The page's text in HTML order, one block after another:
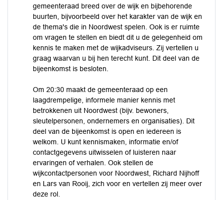
gemeenteraad breed over de wijk en bijbehorende
buurten, bijvoorbeeld over het karakter van de wijk en
de thema's die in Noordwest spelen. Ook is er ruimte
om vragen te stellen en biedt dit u de gelegenheid om
kennis te maken met de wijkadviseurs. Zij vertellen u
graag waarvan u bij hen terecht kunt. Dit deel van de
bijeenkomst is besloten.
Om 20:30 maakt de gemeenteraad op een
laagdrempelige, informele manier kennis met
betrokkenen uit Noordwest (bijv. bewoners,
sleutelpersonen, ondernemers en organisaties). Dit
deel van de bijeenkomst is open en iedereen is
welkom. U kunt kennismaken, informatie en/of
contactgegevens uitwisselen of luisteren naar
ervaringen of verhalen. Ook stellen de
wijkcontactpersonen voor Noordwest, Richard Nijhoff
en Lars van Rooij, zich voor en vertellen zij meer over
deze rol.